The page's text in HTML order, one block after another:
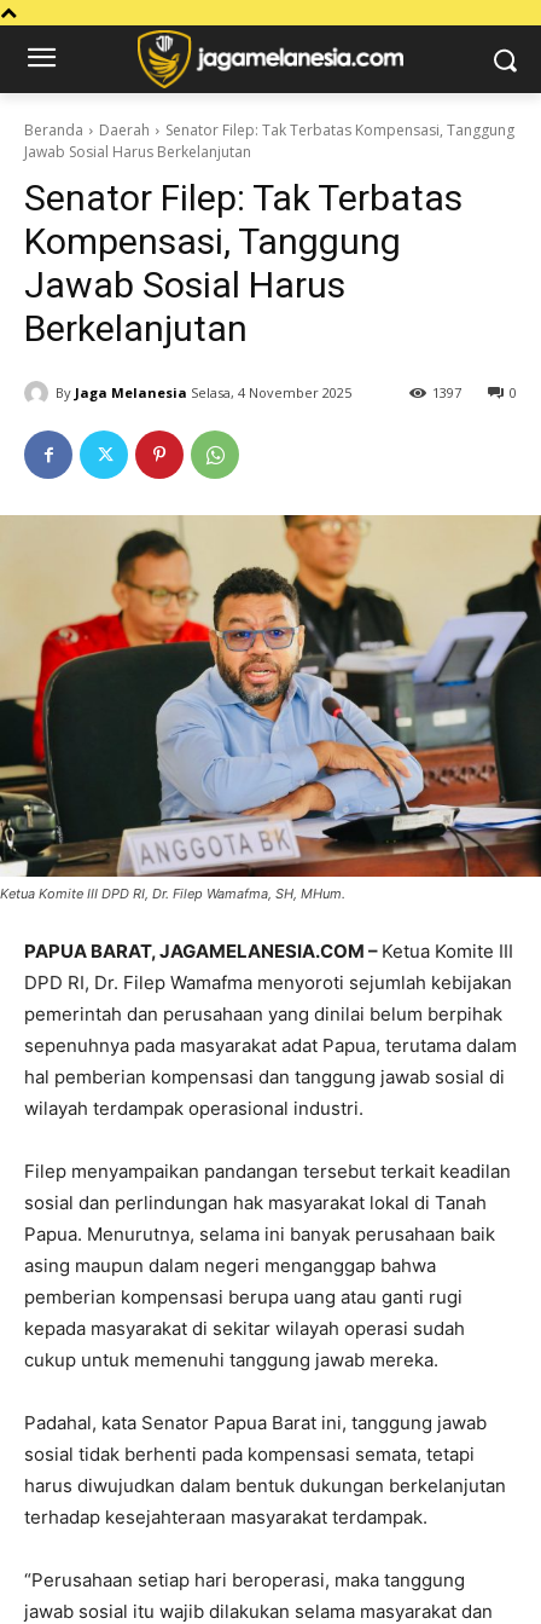
Beranda Daerah
Senator Filep: Tak Terbatas Kompensasi, Tanggung
Jawab Sosial Harus Berkelanjutan
Senator Filep: Tak Terbatas
Kompensasi, Tanggung
Jawab Sosial Harus
Berkelanjutan
By Jaga Melanesia Selasa, 4 November 2025 0
1397
Ketua Komite III DPD RI, Dr. Filep Wamafma, SH, MHum.
PAPUA BARAT, JAGAMELANESIA.COM – Ketua Komite III
DPD RI, Dr. Filep Wamafma menyoroti sejumlah kebijakan
pemerintah dan perusahaan yang dinilai belum berpihak
sepenuhnya pada masyarakat adat Papua, terutama dalam
hal pemberian kompensasi dan tanggung jawab sosial di
wilayah terdampak operasional industri.
Filep menyampaikan pandangan tersebut terkait keadilan
sosial dan perlindungan hak masyarakat lokal di Tanah
Papua. Menurutnya, selama ini banyak perusahaan baik
asing maupun dalam negeri menganggap bahwa
pemberian kompensasi berupa uang atau ganti rugi
kepada masyarakat di sekitar wilayah operasi sudah
cukup untuk memenuhi tanggung jawab mereka.
Padahal, kata Senator Papua Barat ini, tanggung jawab
sosial tidak berhenti pada kompensasi semata, tetapi
harus diwujudkan dalam bentuk dukungan berkelanjutan
terhadap kesejahteraan masyarakat terdampak.
“Perusahaan setiap hari beroperasi, maka tanggung
jawab sosial itu wajib dilakukan selama masyarakat dan